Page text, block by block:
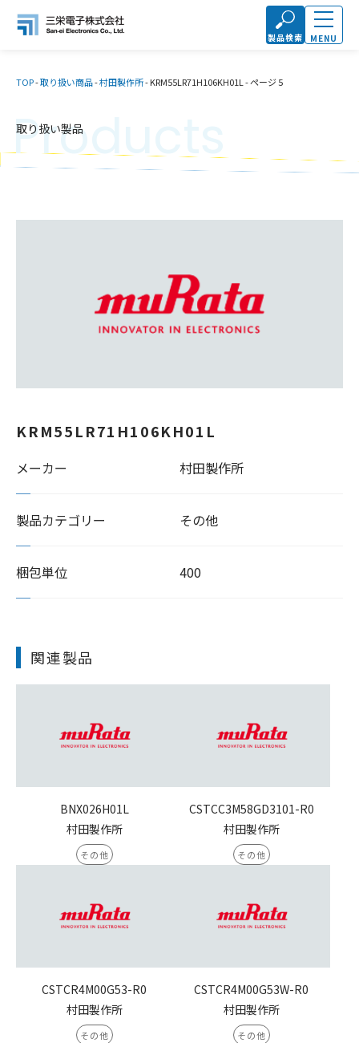
製品検索 MENU
TOP-取り扱い商品-村田製作所-KRM55LR71H106KH01L -ページ 5
取り扱い製品
Products
KRM55LR71H106KH01L
メーカー 村田製作所
製品カテゴリー その他
梱包単位 400
関連製品
BNX026H01L
村田製作所
その他
CSTCC3M58GD3101-R0
村田製作所
その他
CSTCR4M00G53-R0
村田製作所
その他
CSTCR4M00G53W-R0
村田製作所
その他